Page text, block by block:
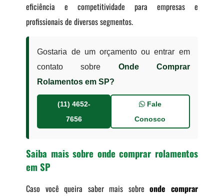
eficiência e competitividade para empresas e
profissionais de diversos segmentos.
Gostaria de um orçamento ou entrar em
contato sobre Onde Comprar
Rolamentos em SP?
(11) 4652-
7656
Fale
Conosco
Saiba mais sobre onde comprar rolamentos
em SP
Caso você queira saber mais sobreonde comprar